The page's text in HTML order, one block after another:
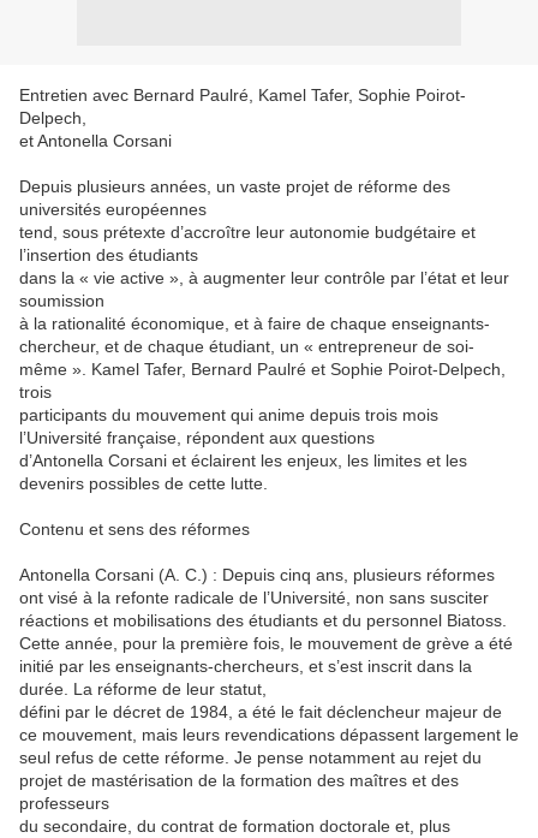
Entretien avec Bernard Paulré, Kamel Tafer, Sophie Poirot-
Delpech,
et Antonella Corsani
Depuis plusieurs années, un vaste projet de réforme des
universités européennes
tend, sous prétexte d’accroître leur autonomie budgétaire et
l’insertion des étudiants
dans la « vie active », à augmenter leur contrôle par l’état et leur
soumission
à la rationalité économique, et à faire de chaque enseignants-
chercheur, et de chaque étudiant, un « entrepreneur de soi-
même ». Kamel Tafer, Bernard Paulré et Sophie Poirot-Delpech,
trois
participants du mouvement qui anime depuis trois mois
l’Université française, répondent aux questions
d’Antonella Corsani et éclairent les enjeux, les limites et les
devenirs possibles de cette lutte.
Contenu et sens des réformes
Antonella Corsani (A. C.) : Depuis cinq ans, plusieurs réformes
ont visé à la refonte radicale de l’Université, non sans susciter
réactions et mobilisations des étudiants et du personnel Biatoss.
Cette année, pour la première fois, le mouvement de grève a été
initié par les enseignants-chercheurs, et s’est inscrit dans la
durée. La réforme de leur statut,
défini par le décret de 1984, a été le fait déclencheur majeur de
ce mouvement, mais leurs revendications dépassent largement le
seul refus de cette réforme. Je pense notamment au rejet du
projet de mastérisation de la formation des maîtres et des
professeurs
du secondaire, du contrat de formation doctorale et, plus